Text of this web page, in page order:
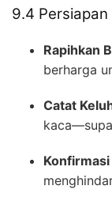
9.4
Rapihkan
berharga
Catat
Konfirmasi